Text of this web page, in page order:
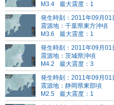
M3.4
最大震度：1
発生時刻：2011年09月01
震源地：千葉県東方沖頃
M3.6
最大震度：1
発生時刻：2011年09月01
震源地：茨城県沖頃
M4.2
最大震度：3
発生時刻：2011年09月01
震源地：静岡県東部頃
M2.5
最大震度：1